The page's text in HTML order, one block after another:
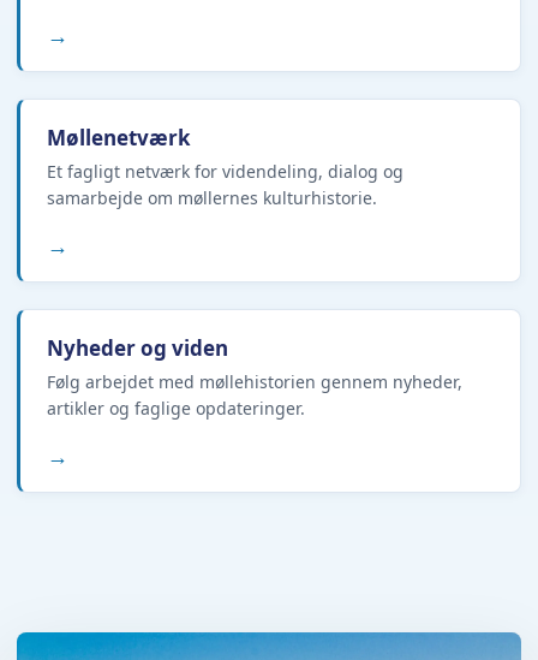
→
Møllenetværk
Et fagligt netværk for videndeling, dialog og
samarbejde om møllernes kulturhistorie.
→
Nyheder og viden
Følg arbejdet med møllehistorien gennem nyheder,
artikler og faglige opdateringer.
→